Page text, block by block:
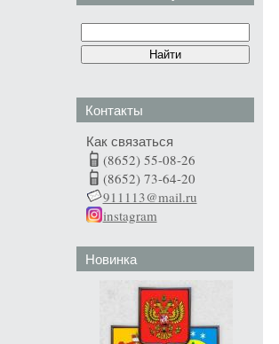
Контакты
Как связаться
(8652) 55-08-26
(8652) 73-64-20
911113@mail.ru
instagram
Новинка